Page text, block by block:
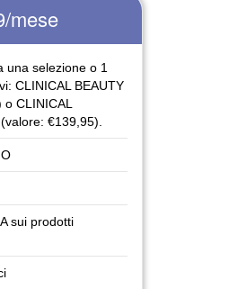
/mese
una selezione o 1
CLINICAL BEAUTY
CLINICAL
€139,95).
sui prodotti